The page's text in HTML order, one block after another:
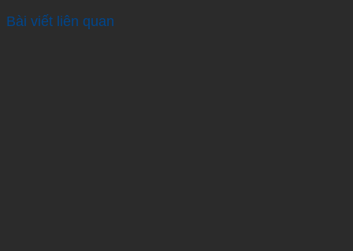
Bài viết liên quan